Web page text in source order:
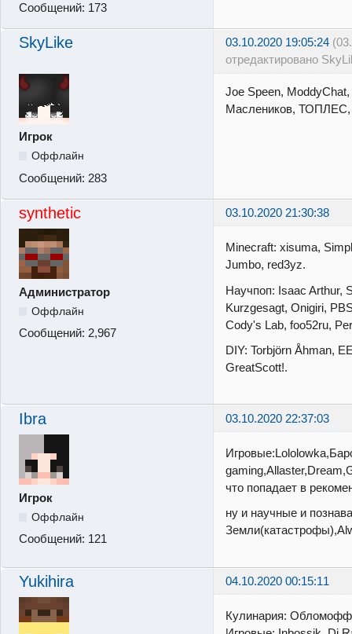
Сообщений: 173
SkyLike 03.10.2020 19:05:24
отредактировано
Игрок
Оффлайн
Сообщений: 283
Joe Speen,
Маслеников, ТОПЛЕС,
synthetic 03.10.2020 21:30:38
Администратор
Оффлайн
Сообщений: 2,967
Minecraft: xisuma,
Jumbo, red3yz.
Научпоп: Isaac Arthur,
Kurzgesagt, Onigiri,
Cody's Lab, foo52ru,
DIY: Torbjörn Åhman,
GreatScott!.
Ibra 03.10.2020 22:37:03
Игрок
Оффлайн
Сообщений: 121
что попадает в
ну и научные и
Yukihira 04.10.2020 00:15:11
Кулинария: